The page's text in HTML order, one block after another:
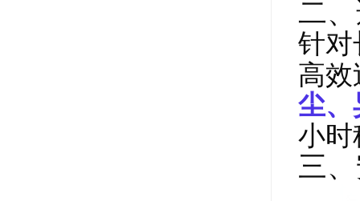
二
针对
高
尘、
小时
三